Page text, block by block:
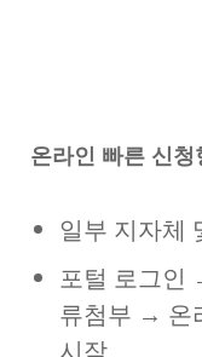
온라인 빠른 신청
일부 지자체
포털 로그인
류첨부 → 온
시작